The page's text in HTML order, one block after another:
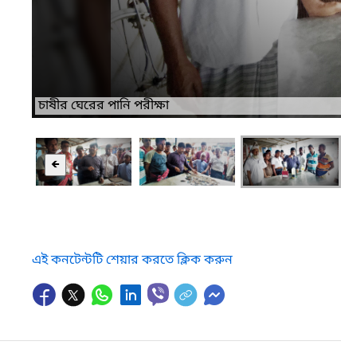
শামীমের মৃত চিংড়ি দেখছেন সিনিয়র উপজেলা মৎস্য অফিসার
🡸
এই কনটেন্টটি শেয়ার করতে ক্লিক করুন